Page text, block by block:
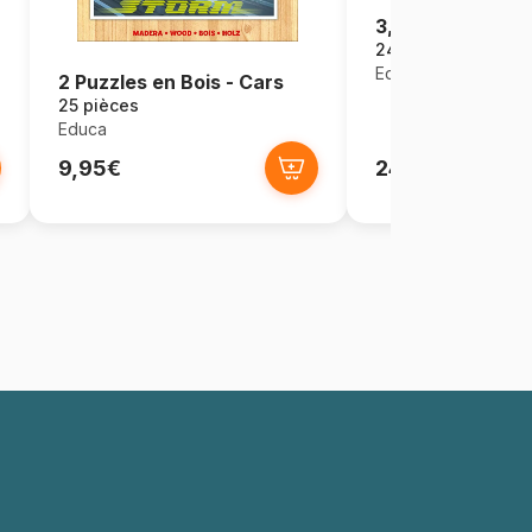
2 Puzzles en Bois - Cars
25 pièces
Educa
9,95€
3,2,1 Go
24 pièces
Educa
24,95€